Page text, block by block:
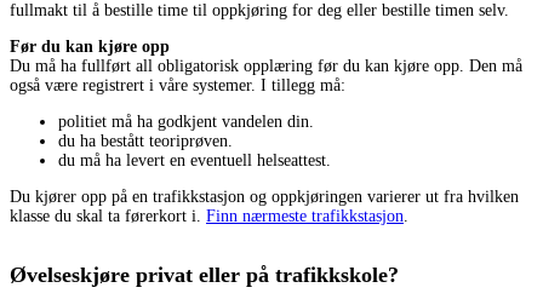
fullmakt til å bestille time til oppkjøring for deg eller bestille timen selv.
Før du kan kjøre opp
Du må ha fullført all obligatorisk opplæring før du kan kjøre opp. Den må
også være registrert i våre systemer. I tillegg må:
politiet må ha godkjent vandelen din.
du ha bestått teoriprøven.
du må ha levert en eventuell helseattest.
Du kjører opp på en trafikkstasjon og oppkjøringen varierer ut fra hvilken
klasse du skal ta førerkort i. Finn nærmeste trafikkstasjon
Øvelseskjøre privat eller på trafikkskole?